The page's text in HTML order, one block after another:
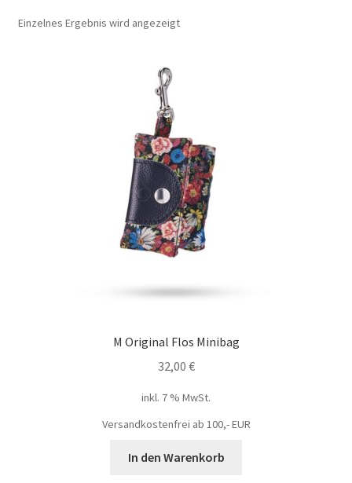
Einzelnes Ergebnis wird angezeigt
M Original Flos Minibag
32,00 €
inkl. 7 % MwSt.
Versandkostenfrei ab 100,- EUR
In den Warenkorb